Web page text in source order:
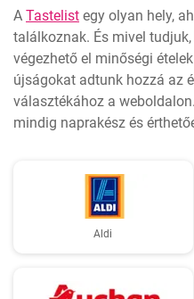
A Tastelist egy olyan hely,
találkoznak. És mivel
végezhető el minőségi
újságokat adtunk hozzá az
választékához a
mindig naprakész és
Aldi